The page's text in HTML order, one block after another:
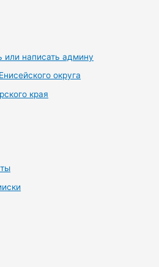
или написать админу
округа
края